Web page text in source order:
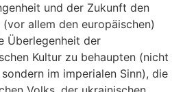
und der Zukunft den
allem den europäischen)
Überlegenheit der
Kultur zu behaupten (nicht
im imperialen Sinn), die